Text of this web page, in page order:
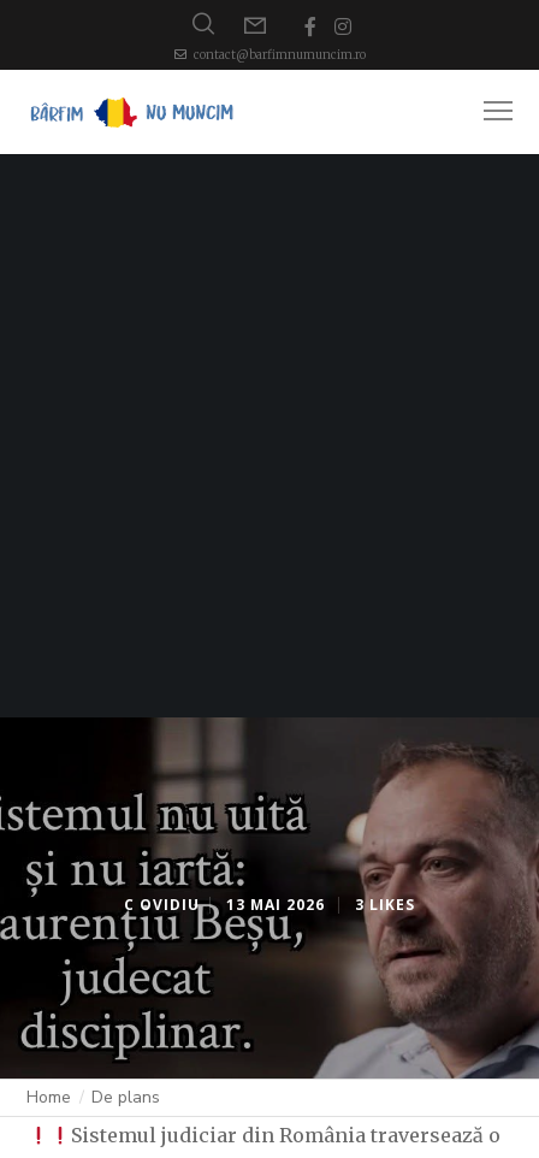
contact@barfimnumuncim.ro
C OVIDIU 13 MAI 2026 3 LIKES
Home De plans
Sistemul judiciar din România traversează o